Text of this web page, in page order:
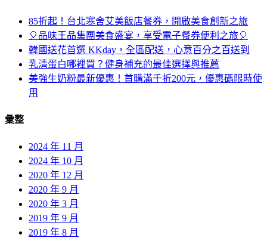
85折起！台北寒舍艾美飯店餐券，開啟美食創新之旅
🎈品味王品集團美食盛宴，享受電子餐券便利之旅🎈
韓國送花首選 KKday，全區配送，心意百分之百送到
乳清蛋白哪裡買？健身補充的最佳選擇與推薦
美強生奶粉最新優惠！首購滿千折200元，優惠碼限時使
用
彙整
2024 年 11 月
2024 年 10 月
2020 年 12 月
2020 年 9 月
2020 年 3 月
2019 年 9 月
2019 年 8 月